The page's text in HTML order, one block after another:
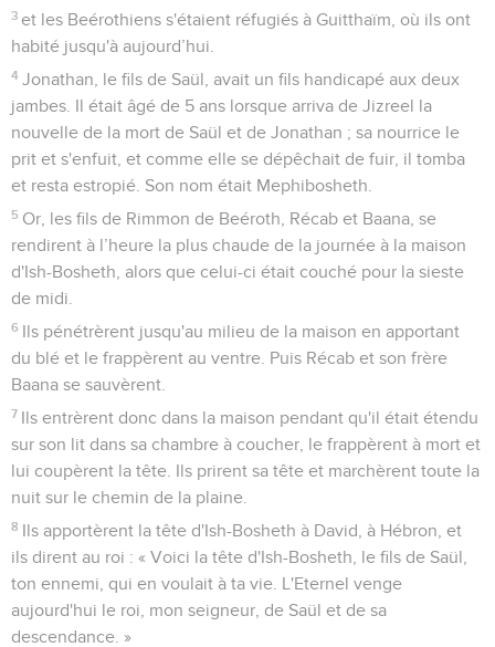
3 et les Beérothiens s'étaient réfugiés à Guitthaïm, où ils ont
habité jusqu'à aujourd’hui.
4 Jonathan, le fils de Saül, avait un fils handicapé aux deux
jambes. Il était âgé de 5 ans lorsque arriva de Jizreel la
nouvelle de la mort de Saül et de Jonathan ; sa nourrice le
prit et s'enfuit, et comme elle se dépêchait de fuir, il tomba
et resta estropié. Son nom était Mephibosheth.
5 Or, les fils de Rimmon de Beéroth, Récab et Baana, se
rendirent à l’heure la plus chaude de la journée à la maison
d'Ish-Bosheth, alors que celui-ci était couché pour la sieste
de midi.
6 Ils pénétrèrent jusqu'au milieu de la maison en apportant
du blé et le frappèrent au ventre. Puis Récab et son frère
Baana se sauvèrent.
7 Ils entrèrent donc dans la maison pendant qu'il était étendu
sur son lit dans sa chambre à coucher, le frappèrent à mort et
lui coupèrent la tête. Ils prirent sa tête et marchèrent toute la
nuit sur le chemin de la plaine.
8 Ils apportèrent la tête d'Ish-Bosheth à David, à Hébron, et
ils dirent au roi : « Voici la tête d'Ish-Bosheth, le fils de Saül,
ton ennemi, qui en voulait à ta vie. L'Eternel venge
aujourd'hui le roi, mon seigneur, de Saül et de sa
descendance. »